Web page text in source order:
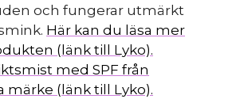
och fungerar utmärkt
Här kan du läsa mer
(länk till Lyko).
med SPF från
märke (länk till Lyko).